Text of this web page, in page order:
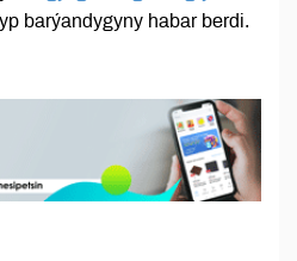
barýandygyny habar berdi.